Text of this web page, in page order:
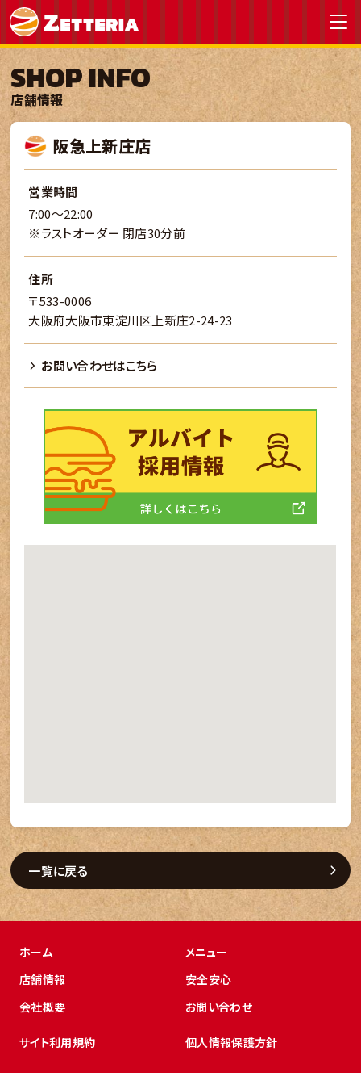
SHOP INFO
店舗情報
阪急上新庄店
営業時間
7:00～22:00
※ラストオーダー 閉店30分前
住所
〒533-0006
大阪府大阪市東淀川区上新庄2-24-23
お問い合わせはこちら
一覧に戻る
ホーム
メニュー
店舗情報
安全安心
会社概要
お問い合わせ
サイト利用規約 個人情報保護方針